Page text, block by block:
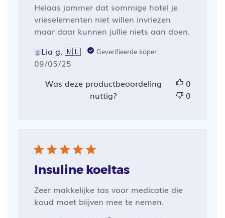
Helaas jammer dat sommige hotel je
vrieselementen niet willen invriezen
maar daar kunnen jullie niets aan doen.
Lia g. 🇳🇱
Geverifieerde koper
Publicatiedatum
09/05/25
Was deze productbeoordeling
nuttig?
0
0
Insuline koeltas
Zeer makkelijke tas voor medicatie die
koud moet blijven mee te nemen.